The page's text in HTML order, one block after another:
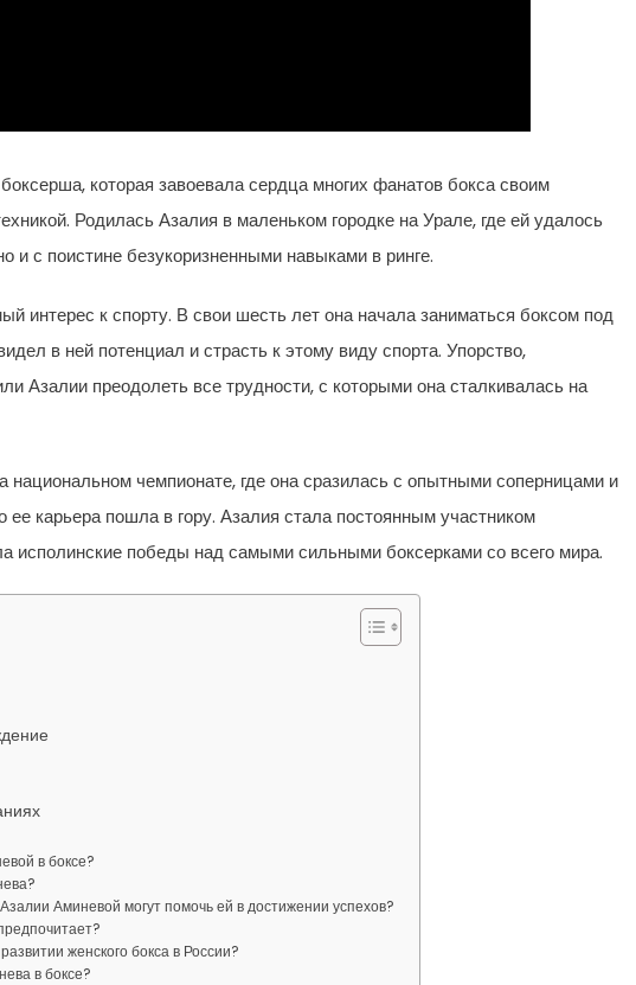
которая завоевала сердца многих фанатов бокса своим
Родилась Азалия в маленьком городке на Урале, где ей удалось
и с поистине безукоризненными навыками в ринге.
интерес к спорту. В свои шесть лет она начала заниматься боксом под
в ней потенциал и страсть к этому виду спорта. Упорство,
Азалии преодолеть все трудности, с которыми она сталкивалась на
чемпионате, где она сразилась с опытными соперницами и
ее карьера пошла в гору. Азалия стала постоянным участником
исполинские победы над самыми сильными боксерками со всего мира.
в боксе?
Аминевой могут помочь ей в достижении успехов?
женского бокса в России?
в боксе?